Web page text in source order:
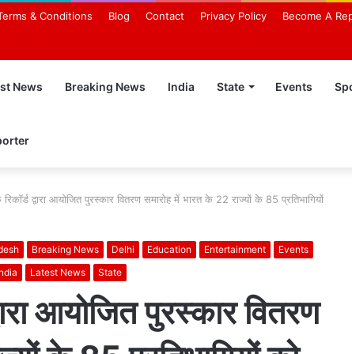
& Conditions Blog Contact Privacy Policy Become A
News Breaking News India State Events
द्वारा आयोजित पुरस्कार वितरण समारोह में भारत के 22 राज्यों के 85 प्रतिभागियों
Breaking News Delhi Education Entertainment
Events
Latest News State
आयोजित पुरस्कार वितरण